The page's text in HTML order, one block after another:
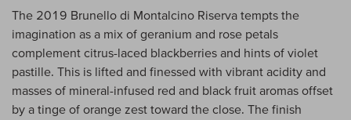
The 2019 Brunello di Montalcino Riserva tempts the
imagination as a mix of geranium and rose petals
complement citrus-laced blackberries and hints of violet
pastille. This is lifted and finessed with vibrant acidity and
masses of mineral-infused red and black fruit aromas offset
by a tinge of orange zest toward the close. The finish